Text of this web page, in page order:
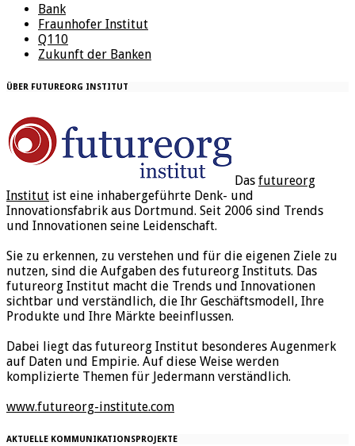
Bank
Fraunhofer Institut
Q110
Zukunft der Banken
ÜBER FUTUREORG INSTITUT
Das futureorg
Institut ist eine inhabergeführte Denk- und
Innovationsfabrik aus Dortmund. Seit 2006 sind Trends
und Innovationen seine Leidenschaft.
Sie zu erkennen, zu verstehen und für die eigenen Ziele zu
nutzen, sind die Aufgaben des futureorg Instituts. Das
futureorg Institut macht die Trends und Innovationen
sichtbar und verständlich, die Ihr Geschäftsmodell, Ihre
Produkte und Ihre Märkte beeinflussen.
Dabei liegt das futureorg Institut besonderes Augenmerk
auf Daten und Empirie. Auf diese Weise werden
komplizierte Themen für Jedermann verständlich.
www.futureorg-institute.com
AKTUELLE KOMMUNIKATIONSPROJEKTE